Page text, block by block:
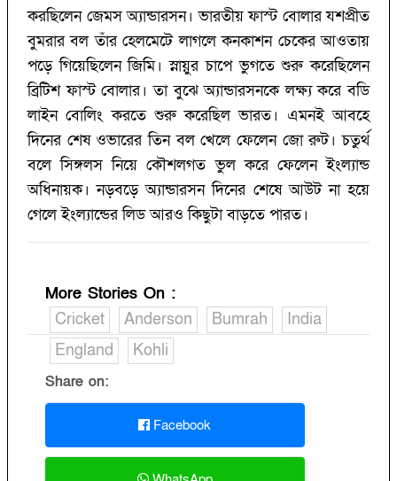
করছিলেন জেমস অ্যান্ডারসন। ভারতীয় ফাস্ট বোলার যশপ্রীত
বুমরার বল তাঁর হেলমেটে লাগলে কনকাশন চেকের আওতায়
পড়ে গিয়েছিলেন জিমি। স্নায়ুর চাপে ভুগতে শুরু করেছিলেন
ব্রিটিশ ফাস্ট বোলার। তা বুঝে অ্যান্ডারসনকে লক্ষ্য করে বডি
লাইন বোলিং করতে শুরু করেছিল ভারত। এমনই আবহে
দিনের শেষ ওভারের তিন বল খেলে ফেলেন জো রুট। চতুর্থ
বলে সিঙ্গলস নিয়ে কৌশলগত ভুল করে ফেলেন ইংল্যান্ড
অধিনায়ক। নড়বড়ে অ্যান্ডারসন দিনের শেষে আউট না হয়ে
গেলে ইংল্যান্ডের লিড আরও কিছুটা বাড়তে পারত।
More Stories On :
Cricket
Anderson Bumrah
India
England
Kohli
Share on:
Facebook